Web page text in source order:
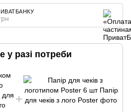
у разі потреби